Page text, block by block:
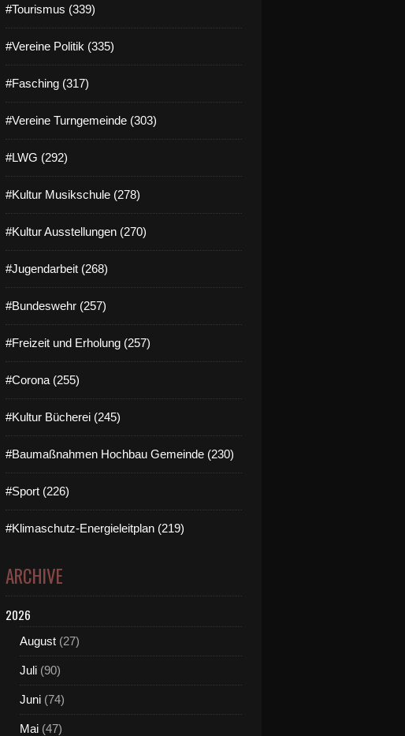
#Tourismus (339)
#Vereine Politik (335)
#Fasching (317)
#Vereine Turngemeinde (303)
#LWG (292)
#Kultur Musikschule (278)
#Kultur Ausstellungen (270)
#Jugendarbeit (268)
#Bundeswehr (257)
#Freizeit und Erholung (257)
#Corona (255)
#Kultur Bücherei (245)
#Baumaßnahmen Hochbau Gemeinde (230)
#Sport (226)
#Klimaschutz-Energieleitplan (219)
ARCHIVE
2026
August (27)
Juli (90)
Juni (74)
Mai (47)